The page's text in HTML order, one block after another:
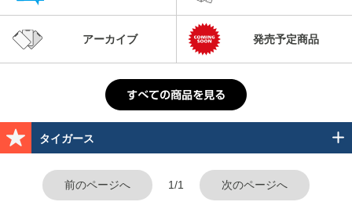
アーカイブ 発売予定商品
タイガース
前のページへ 1/1 次のページへ